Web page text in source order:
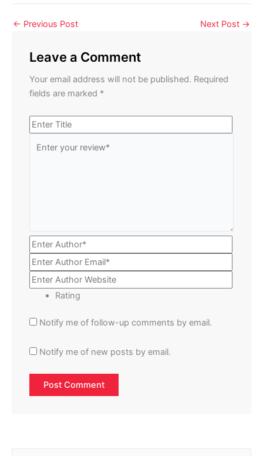
← Previous Post Next Post →
Leave a Comment
Your email address will not be published. Required
fields are marked *
Rating
Notify me of follow-up comments by email.
Notify me of new posts by email.